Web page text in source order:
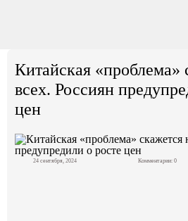
Политика
Китайская «проблема»
всех. Россиян
цен
24 сентября, 2024 Комментарии: 0